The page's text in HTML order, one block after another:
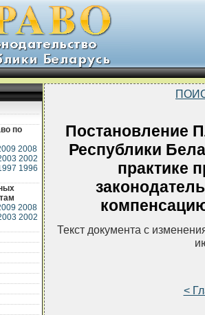
по
2008
2002
1996
2008
2002
Постановление
Республики
практике
Текст документа с
<